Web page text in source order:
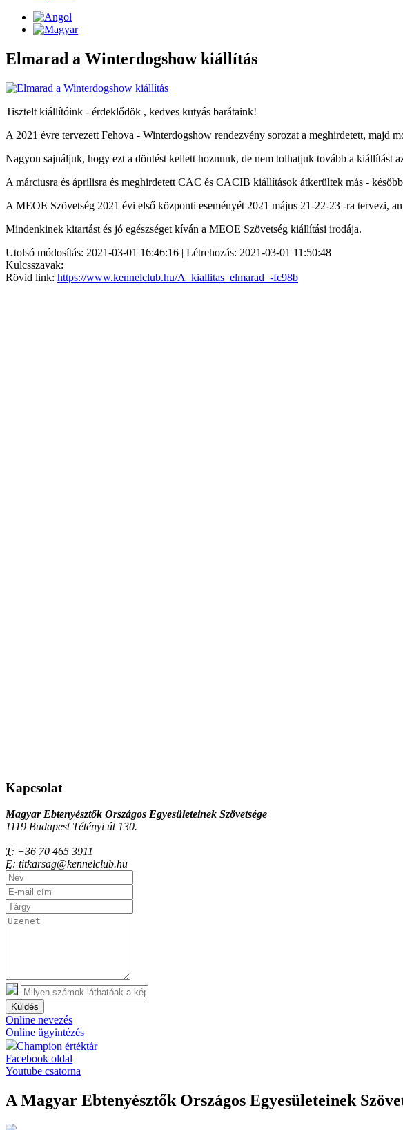
Elmarad a Winterdogshow kiállítás
Tisztelt kiállítóink - érdeklődök , kedves kutyás barátaink!
A 2021 évre tervezett Fehova - Winterdogshow rendezvény sorozat a meghirdetett, majd
Nagyon sajnáljuk, hogy ezt a döntést kellett hoznunk, de nem tolhatjuk tovább a kiállítást
A márciusra és áprilisra és meghirdetett CAC és CACIB kiállítások átkerültek más -
A MEOE Szövetség 2021 évi első központi eseményét 2021 május 21-22-23 -ra tervezi,
Mindenkinek kitartást és jó egészséget kíván a MEOE Szövetség kiállítási irodája.
Utolsó módosítás: 2021-03-01 16:46:16 | Létrehozás: 2021-03-01 11:50:48
Kulcsszavak:
Rövid link: https://www.kennelclub.hu/A_kiallitas_elmarad_-fc98b
Kapcsolat
Magyar Ebtenyésztők Országos Egyesületeinek Szövetsége
1119 Budapest Tétényi út 130.
T: +36 70 465 3911
E: titkarsag@kennelclub.hu
Küldés
Online nevezés
Online ügyintézés
Champion értéktár
Facebook oldal
Youtube csatorna
A Magyar Ebtenyésztők Országos Egyesületeinek